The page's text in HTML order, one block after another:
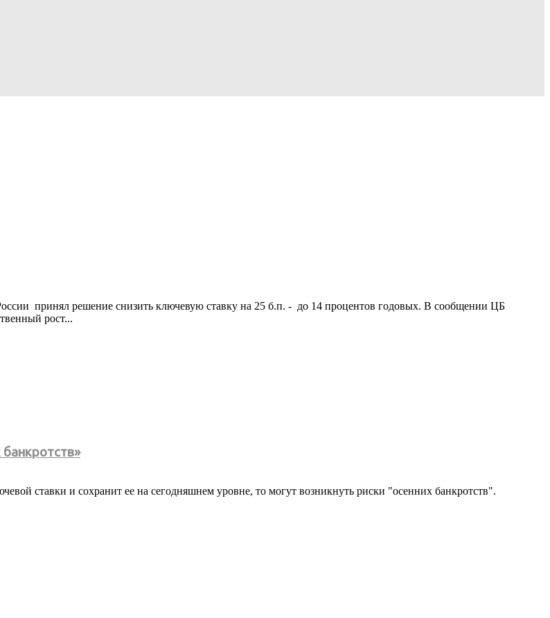
принял решение снизить ключевую ставку на 25 б.п. - до 14 процентов годовых. В сообщении ЦБ
рост...
ставки и сохранит ее на сегодняшнем уровне, то могут возникнуть риски "осенних банкротств".